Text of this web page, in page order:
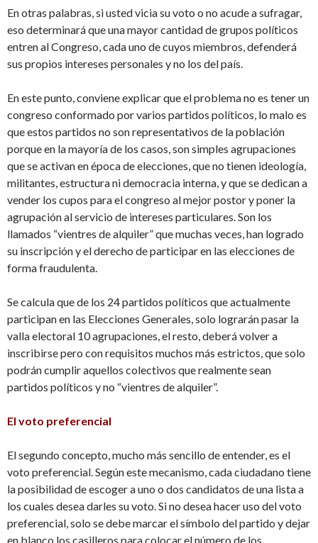
En otras palabras, si usted vicia su voto o no acude a sufragar,
eso determinará que una mayor cantidad de grupos políticos
entren al Congreso, cada uno de cuyos miembros, defenderá
sus propios intereses personales y no los del país.
En este punto, conviene explicar que el problema no es tener un
congreso conformado por varios partidos políticos, lo malo es
que estos partidos no son representativos de la población
porque en la mayoría de los casos, son simples agrupaciones
que se activan en época de elecciones, que no tienen ideología,
militantes, estructura ni democracia interna, y que se dedican a
vender los cupos para el congreso al mejor postor y poner la
agrupación al servicio de intereses particulares. Son los
llamados “vientres de alquiler” que muchas veces, han logrado
su inscripción y el derecho de participar en las elecciones de
forma fraudulenta.
Se calcula que de los 24 partidos políticos que actualmente
participan en las Elecciones Generales, solo lograrán pasar la
valla electoral 10 agrupaciones, el resto, deberá volver a
inscribirse pero con requisitos muchos más estrictos, que solo
podrán cumplir aquellos colectivos que realmente sean
partidos políticos y no “vientres de alquiler”.
El voto preferencial
El segundo concepto, mucho más sencillo de entender, es el
voto preferencial. Según este mecanismo, cada ciudadano tiene
la posibilidad de escoger a uno o dos candidatos de una lista a
los cuales desea darles su voto. Si no desea hacer uso del voto
preferencial, solo se debe marcar el símbolo del partido y dejar
en blanco los casilleros para colocar el número de los